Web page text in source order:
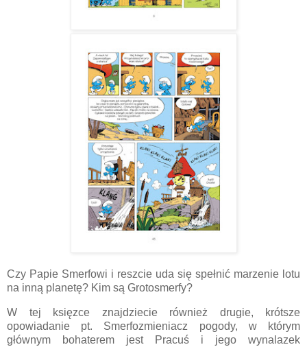
Czy Papie Smerfowi i reszcie uda się spełnić marzenie lotu
na inną planetę? Kim są Grotosmerfy?
W tej księzce znajdziecie również drugie, krótsze
opowiadanie pt. Smerfozmieniacz pogody, w którym
głównym bohaterem jest Pracuś i jego wynalazek